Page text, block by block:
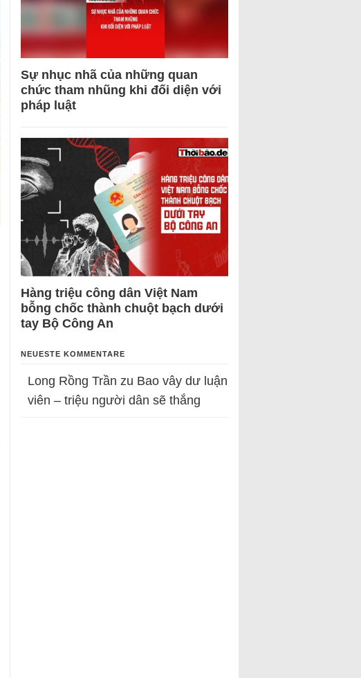
Sự nhục nhã của những quan
chức tham nhũng khi đối diện với
pháp luật
Hàng triệu công dân Việt Nam
bỗng chốc thành chuột bạch dưới
tay Bộ Công An
NEUESTE KOMMENTARE
Long Rồng Trần zu Bao vây dư luận
viên – triệu người dân sẽ thắng